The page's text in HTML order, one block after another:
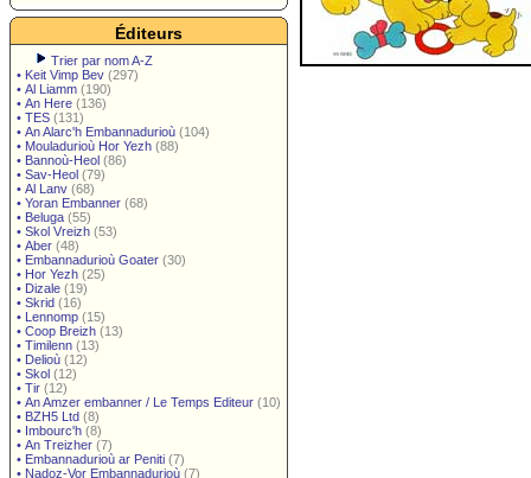
Éditeurs
Trier par nom A-Z
• Keit Vimp Bev (297)
• Al Liamm (190)
• An Here (136)
• TES (131)
• An Alarc'h Embannadurioù (104)
• Mouladurioù Hor Yezh (88)
• Bannoù-Heol (86)
• Sav-Heol (79)
• Al Lanv (68)
• Yoran Embanner (68)
• Beluga (55)
• Skol Vreizh (53)
• Aber (48)
• Embannadurioù Goater (30)
• Hor Yezh (25)
• Dizale (19)
• Skrid (16)
• Lennomp (15)
• Coop Breizh (13)
• Timilenn (13)
• Delioù (12)
• Skol (12)
• Tir (12)
• An Amzer embanner / Le Temps Editeur (10)
• BZH5 Ltd (8)
• Imbourc'h (8)
• An Treizher (7)
• Embannadurioù ar Peniti (7)
• Nadoz-Vor Embannadurioù (7)